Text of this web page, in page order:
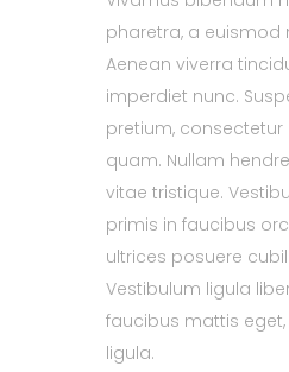
pharetra, a euismod
Aenean viverra
imperdiet nunc.
pretium, consectetur
quam. Nullam
vitae tristique.
primis in faucibus
ultrices posuere
Vestibulum ligula
faucibus mattis
ligula.